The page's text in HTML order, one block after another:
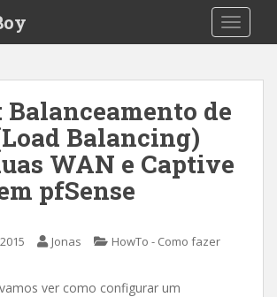
Balanceamento de
Balancing)
WAN e Captive
pfSense
Jonas HowTo - Como fazer
ver como configurar um